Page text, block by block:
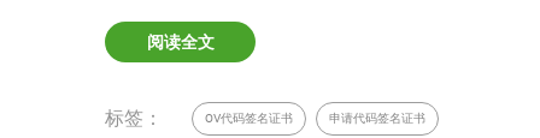
阅读全文
标签： OV代码签名证书 申请代码签名证书